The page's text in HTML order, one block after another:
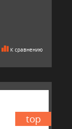
К сравнению
top